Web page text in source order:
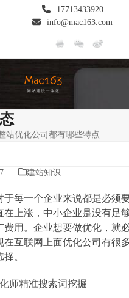
17713433920
info@mac163.com
站优化公司都有哪些特点
建站知识
于每一个企业来说都是必须
在上涨，中小企业是没有足
费用。企业想要做优化，就
在互联网上面优化公司有很
。
师精准搜索词挖掘